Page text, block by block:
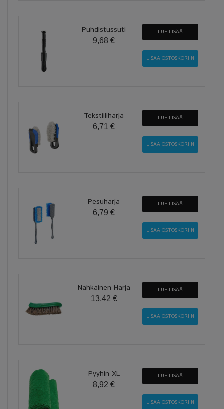
Puhdistussuti
9,68 €
LUE LISÄÄ
Tekstiiliharja
6,71 €
LUE LISÄÄ
Pesuharja
6,79 €
LUE LISÄÄ
Nahkainen Harja
13,42 €
LUE LISÄÄ
Pyyhin XL
8,92 €
LUE LISÄÄ